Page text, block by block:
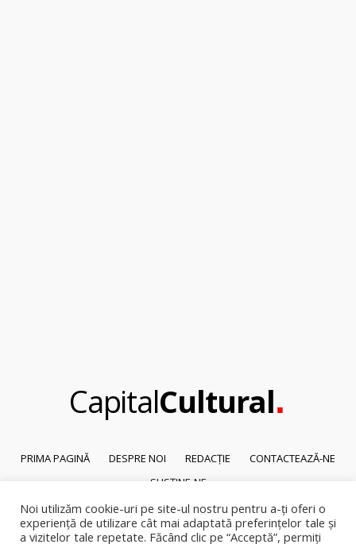
CapitalCultural.
PRIMA PAGINĂ DESPRE NOI REDACȚIE
CONTACTEAZĂ-NE
SUSȚINE-NE
© 2026Capital Cultural
Reproducerea integrală sau parțială a textelor sau a ilustrațiilor din orice
Noi utilizăm cookie-uri pe site-ul nostru pentru a-ți oferi o
experiență de utilizare cât mai adaptată preferințelor tale și
a vizitelor tale repetate. Făcând clic pe “Acceptă”, permiți